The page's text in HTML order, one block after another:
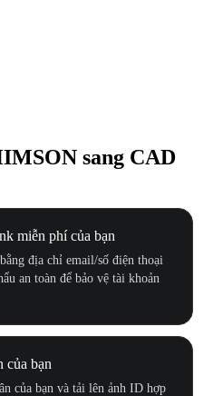
sang CAD
miễn phí của bạn
địa chỉ email/số điện thoại
an toàn để bảo vệ tài khoản
của bạn
của bạn và tải lên ảnh ID hợp